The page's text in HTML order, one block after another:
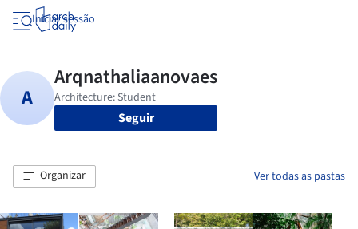
Iniciar sessão
Seguir
Organizar Ver todas as pastas